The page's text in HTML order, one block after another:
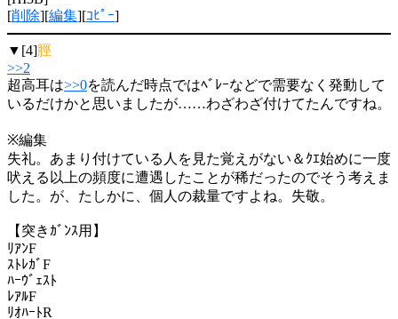
[削除][編集][ｺﾋﾟｰ]
▼[4]脛
>>2
超高耳は>>0を読んだ時点ではﾍﾞﾚｰなどで需要なく発動して
いるだけかと思いましたが……わざわざ付けてたんですね。
※編集
失礼。あまり付けている人を見た覚えがない＆ｸｴ始めに一度
吠える以上の頻度に遭遇したことが稀だったのでそう考えま
した。が、たしかに、個人の裁量ですよね。失敬。
【突きｶﾞﾝｽ用】
ﾘｱﾝF
ｽﾄﾚｶﾞF
ﾊｰｳﾞｪｽﾄ
ﾚｱﾙF
ﾘｵﾊｰﾄR